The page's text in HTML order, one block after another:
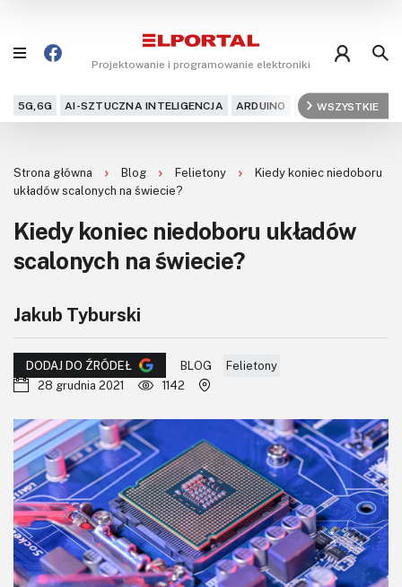
Projektowanie i programowanie elektroniki
5G,6G AI-SZTUCZNA INTELIGENCJA ARDUINO ARM AUDIO
WSZYSTKIE
Projekty
Kursy
DIY+
Czytelnia
Dla Ciebie
Kontakt
Newsletter
Magazyny
Archiwum
Strona główna Blog Felietony
Kiedy koniec niedoboru
układów scalonych na świecie?
Kiedy koniec niedoboru układów
scalonych na świecie?
Jakub Tyburski
DODAJ DO ŹRÓDEŁ BLOG
Felietony
28 grudnia 2021
1142